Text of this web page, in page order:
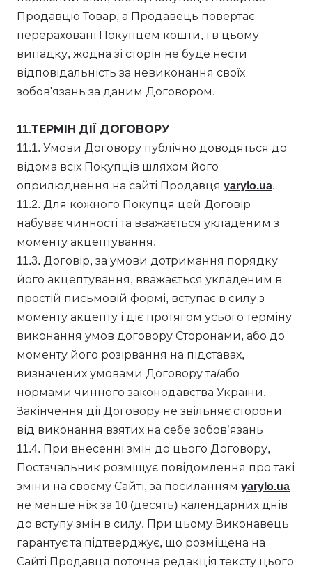
Продавцю Товар, а Продавець повертає
перераховані Покупцем кошти, і в цьому
випадку, жодна зі сторін не буде нести
відповідальність за невиконання своїх
зобов'язань за даним Договором.
11.ТЕРМІН ДІЇ ДОГОВОРУ
11.1. Умови Договору публічно доводяться до
відома всіх Покупців шляхом його
оприлюднення на сайті Продавця yarylo.ua.
11.2. Для кожного Покупця цей Договір
набуває чинності та вважається укладеним з
моменту акцептування.
11.3. Договір, за умови дотримання порядку
його акцептування, вважається укладеним в
простій письмовій формі, вступає в силу з
моменту акцепту і діє протягом усього терміну
виконання умов договору Сторонами, або до
моменту його розірвання на підставах,
визначених умовами Договору та/або
нормами чинного законодавства України.
Закінчення дії Договору не звільняє сторони
від виконання взятих на себе зобов’язань
11.4. При внесенні змін до цього Договору,
Постачальник розміщує повідомлення про такі
зміни на своєму Сайті, за посиланням yarylo.ua
не менше ніж за 10 (десять) календарних днів
до вступу змін в силу. При цьому Виконавець
гарантує та підтверджує, що розміщена на
Сайті Продавця поточна редакція тексту цього